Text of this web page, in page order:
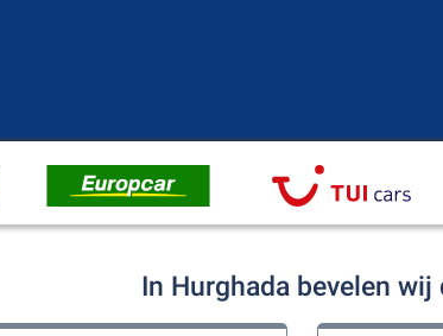
In Hurghada bevelen